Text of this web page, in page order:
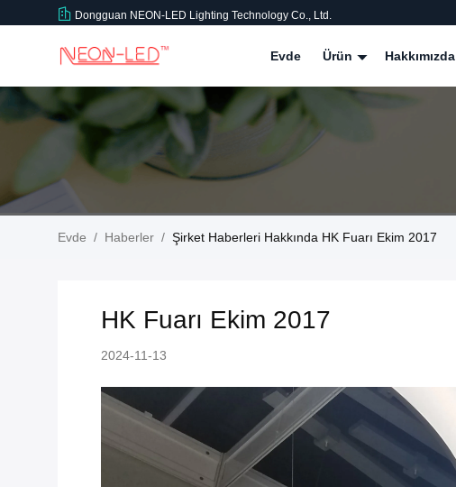
Dongguan NEON-LED Lighting Technology Co., Ltd.
Evde Ürün Hakkımızda
Evde / Haberler / Şirket Haberleri Hakkında HK Fuarı Ekim 2017
HK Fuarı Ekim 2017
2024-11-13